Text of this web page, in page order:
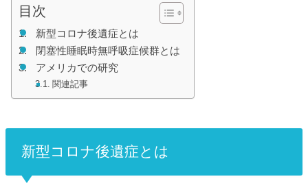
目次
新型コロナ後遺症とは
閉塞性睡眠時無呼吸症候群とは
アメリカでの研究
関連記事
新型コロナ後遺症とは